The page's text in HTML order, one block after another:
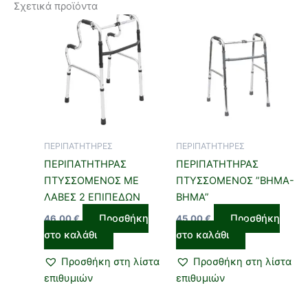
Σχετικά προϊόντα
ΠΕΡΙΠΑΤΗΤΗΡΕΣ
ΠΕΡΙΠΑΤΗΤΗΡΑΣ
ΠΤΥΣΣΟΜΕΝΟΣ ΜΕ
ΛΑΒΕΣ 2 ΕΠΙΠΕΔΩΝ
46,00€
Προσθήκη
στο καλάθι
Προσθήκη στη λίστα
επιθυμιών
ΠΕΡΙΠΑΤΗΤΗΡΕΣ
ΠΕΡΙΠΑΤΗΤΗΡΑΣ
ΠΤΥΣΣΟΜΕΝΟΣ ”ΒΗΜΑ-
ΒΗΜΑ”
45,00€
Προσθήκη
στο καλάθι
Προσθήκη στη λίστα
επιθυμιών